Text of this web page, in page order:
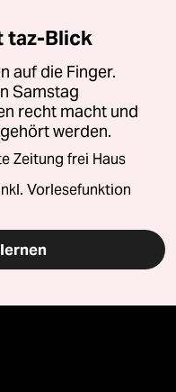
taz-Blick
auf die Finger.
Samstag
recht macht und
werden.
Zeitung frei Haus
Vorlesefunktion